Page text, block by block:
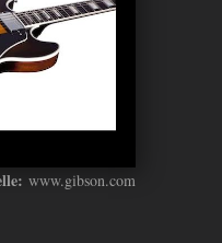
www.gibson.com